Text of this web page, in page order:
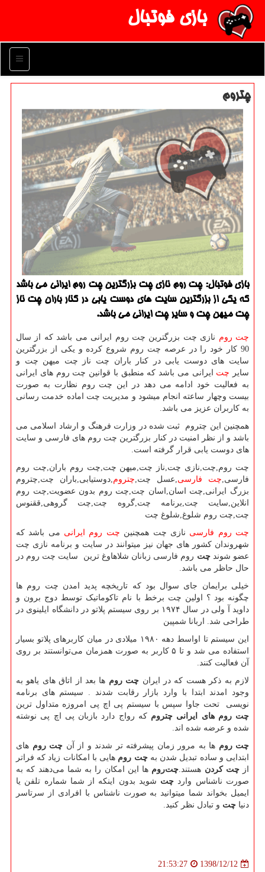
بازی فوتبال
منو
چتروم
بازی فوتبال: چت روم نازی چت بزرگترین چت روم ایرانی می باشد
كه یكی از بزرگترین سایت های دوست یابی در كنار باران چت ناز
چت میهن چت و سایر چت ایرانی می باشد.
چت روم نازی چت بزرگترین چت روم ایرانی می باشد که از سال
90 کار خود را در عرصه چت روم شروع کرده و یکی از بزرگترین
سایت های دوست یابی در کنار باران چت ناز چت میهن چت و
سایر چت ایرانی می باشد که منطبق با قوانین چت روم های ایرانی
به فعالیت خود ادامه می دهد در این چت روم نظارت به صورت
بیست وچهار ساعته انجام میشود و مدیریت چت اماده خدمت رسانی
به کاربران عزیز می باشد.
همچنین این چتروم ثبت شده در وزارت فرهنگ و ارشاد اسلامی می
باشد و از نظر امنیت در کنار بزرگترین چت روم های فارسی و سایت
های دوست یابی قرار گرفته است.
چت روم,چت,نازی چت,ناز چت,میهن چت,چت روم باران,چت روم
فارسی, چت فارسی ,عسل چت, چتروم ,دوستیابی,باران چت,چتروم
بزرگ ایرانی,چت اسان,اسان چت,چت روم بدون عضویت,چت روم
انلاین,سایت چت,برنامه چت,گروه چت چت
گروهی,ققنوس
چت ,چت روم شلوغ,شلوغ چت
چت روم فارسی نازی چت همچنین چت روم ایرانی می باشد که
شهروندان کشور های جهان نیز میتوانند در سایت و برنامه نازی چت
عضو شوندچت روم فارسی زبانان شلاهاوغ ترین سایت چت روم در
حال حاظر می باشد.
خیلی برایمان جای سوال بود که تاریخچه پدید امدن چت روم ها
چگونه بود ؟ اولین چت برخط با نام تاکوماتیک توسط دوج برون و
داوید آ ولی در سال ۱۹۷۴ بر روی سیستم پلاتو در دانشگاه ایلینوی در
طراحی شد.
اربانا شمپین
این سیستم تا اواسط دهه ۱۹۸۰ میلادی در میان کاربرهای پلاتو بسیار
استفاده می شد و تا ۵ کاربر به صورت همزمان می‌توانستند بر روی
آن فعالیت کنند.
لازم به ذکر هست که در ایران چت روم ها بعد از اتاق های یاهو به
وجود امدند ابتدا با وارد بازار رقابت شدند
سیستم های برنامه
نویسی تحت جاوا سپس با سیستم پی اچ پی امروزه متداول ترین
چت روم های ایرانی چترومکه رواج دارد بازبان پی اچ پی نوشته
شده و عرضه شده اند.
چت روم‌ ها به مرور زمان پیشرفته تر شدند و از آن چت روم‌ های
ابتدایی و ساده تبدیل شدن بهچت روم‌ هایی با امکانات زیاد که فراتر
ازچت کردن هستند. چت‌روم‌ ها این امکان را به شما می‌دهند که به
صورت ناشناس وارد چت شوید بدون اینکه از شما شماره تلفن یا
ایمیل بخواند شما میتوانید به صورت ناشناس با افرادی از سرتاسر
دنیا چت و تبادل نظر کنید
1398/12/12
21:53:27